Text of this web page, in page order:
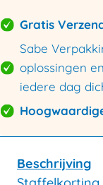
Gratis
Sabe
oplossingen
iedere dag
Beschrijving